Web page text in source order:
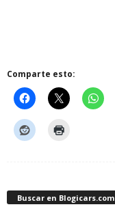
Comparte esto:
Buscar en Blogicars.com